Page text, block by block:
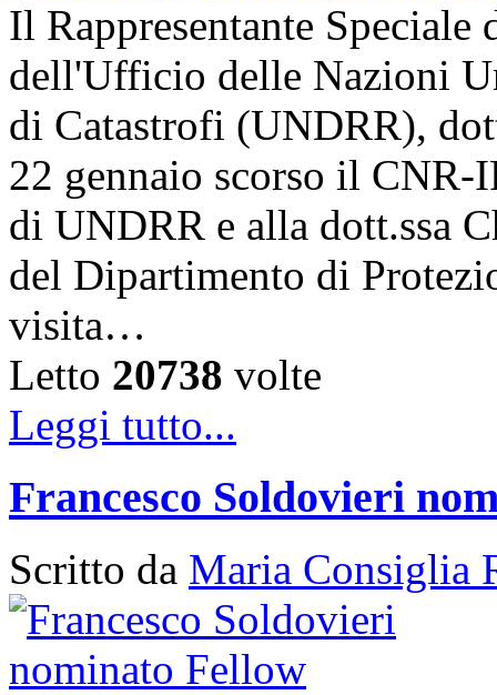
Il Rappresentante Speciale
dell'Ufficio delle Nazioni
di Catastrofi (UNDRR),
22 gennaio scorso il CNR-
di UNDRR e alla dott.ssa
del Dipartimento di
visita…
Letto 20738 volte
Leggi tutto...
Francesco Soldovieri
Scritto da Maria Consiglia